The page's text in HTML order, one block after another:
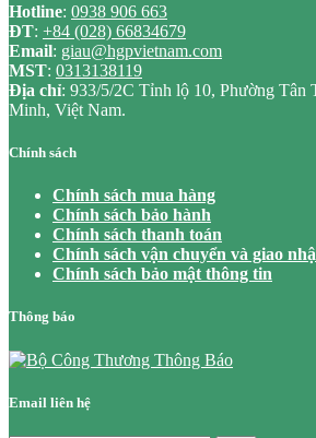
Hotline: 0938 906 663
ĐT: +84 (028) 66834679
Email: giau@hgpvietnam.com
MST: 0313138119
Địa chỉ: 933/5/2C Tỉnh lộ 10, Phường Tân
Minh, Việt Nam.
Chính sách
Chính sách mua hàng
Chính sách bảo hành
Chính sách thanh toán
Chính sách vận chuyển và giao
Chính sách bảo mật thông tin
Thông báo
Email liên hệ